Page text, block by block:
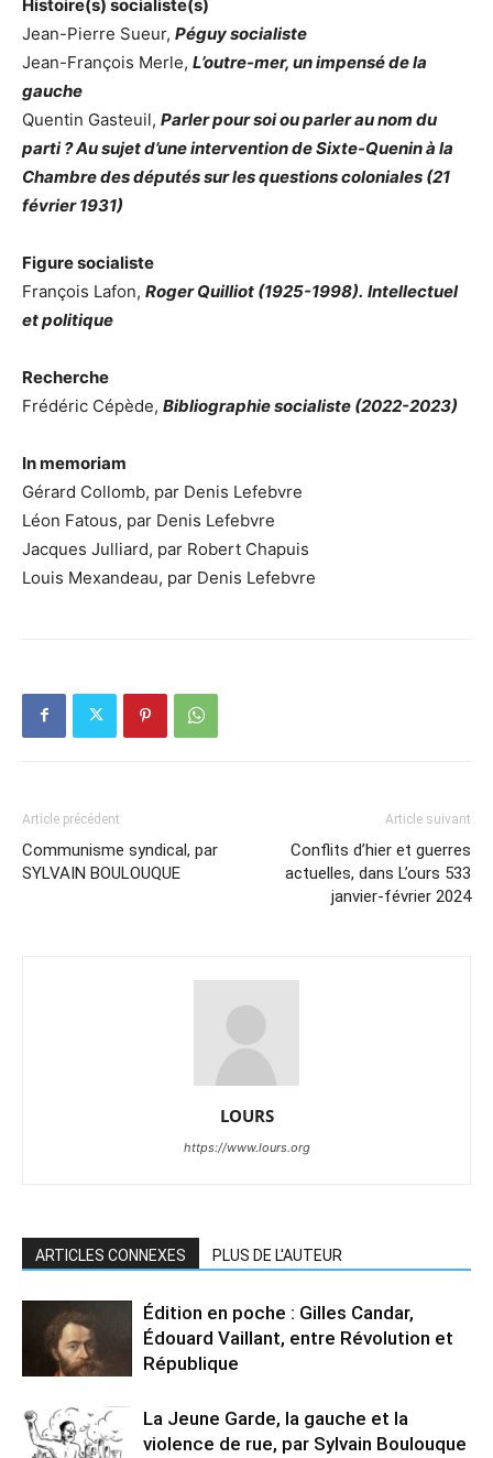
Histoire(s) socialiste(s)
Jean-Pierre Sueur, Péguy socialiste
Jean-François Merle, L’outre-mer, un impensé de la
gauche
Quentin Gasteuil, Parler pour soi ou parler au nom du
parti ? Au sujet d’une intervention de Sixte-Quenin à la
Chambre des députés sur les questions coloniales (21
février 1931)
Figure socialiste
François Lafon, Roger Quilliot (1925-1998). Intellectuel
et politique
Recherche
Frédéric Cépède, Bibliographie socialiste (2022-2023)
In memoriam
Gérard Collomb, par Denis Lefebvre
Léon Fatous, par Denis Lefebvre
Jacques Julliard, par Robert Chapuis
Louis Mexandeau, par Denis Lefebvre
Article précédent
Communisme syndical, par
SYLVAIN BOULOUQUE
Article suivant
Conflits d’hier et guerres
actuelles, dans L’ours 533
janvier-février 2024
LOURS
https://www.lours.org
ARTICLES CONNEXES PLUS DE L'AUTEUR
Édition en poche : Gilles Candar,
Édouard Vaillant, entre Révolution et
République
La Jeune Garde, la gauche et la
violence de rue, par Sylvain Boulouque